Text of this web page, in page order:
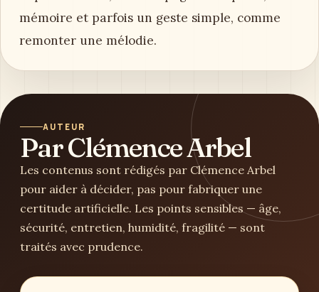
mémoire et parfois un geste simple, comme
remonter une mélodie.
AUTEUR
Par Clémence Arbel
Les contenus sont rédigés par Clémence Arbel
pour aider à décider, pas pour fabriquer une
certitude artificielle. Les points sensibles — âge,
sécurité, entretien, humidité, fragilité — sont
traités avec prudence.